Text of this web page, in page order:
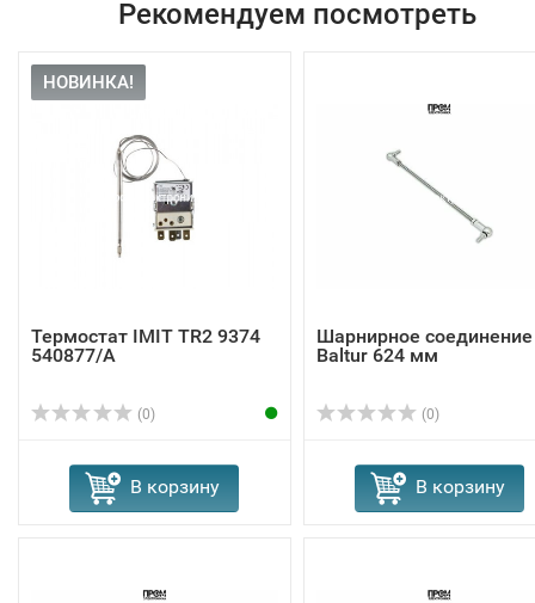
Рекомендуем посмотреть
НОВИНКА!
Термостат IMIT TR2 9374
540877/A
(0)
В корзину
Шарнирное соединение
Baltur 624 мм
(0)
В корзину